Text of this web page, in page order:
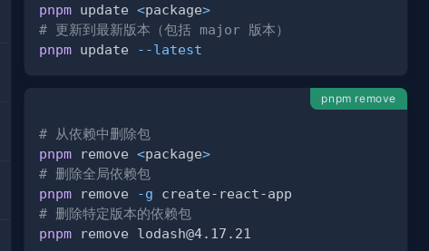
pnpm update <package>
# 更新到最新版本（包括 major 版本）
pnpm update --latest
pnpm remove
# 从依赖中删除包
pnpm remove <package>
# 删除全局依赖包
pnpm remove -g
# 删除特定版本的依赖包
pnpm remove lodash@4.17.21